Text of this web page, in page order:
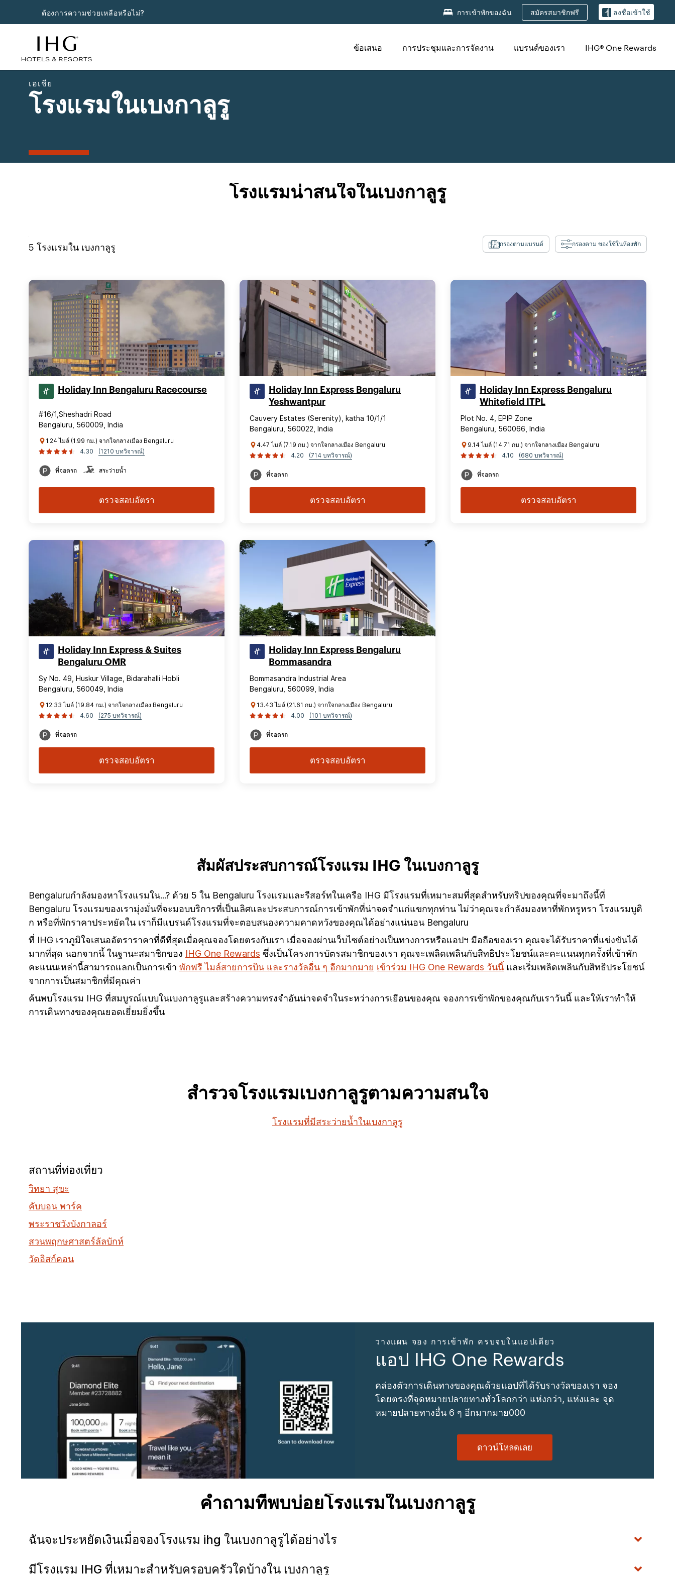
ต้องการความช่วยเหลือหรือไม่? การเข้าพักของฉัน สมัครสมาชิกฟรี ลงชื่อเข้าใช้
ข้อเสนอ การประชุมและการจัดงาน แบรนด์ของเรา IHG® One Rewards
เอเชีย
โรงแรมในเบงกาลูรู
โรงแรมน่าสนใจในเบงกาลูรู
5 โรงแรมใน เบงกาลูรู กรองตามแบรนด์ กรองตาม ของใช้ในห้องพัก
Holiday Inn Bengaluru Racecourse
#16/1,Sheshadri Road
Bengaluru, 560009, India
1.24 ไมล์ (1.99 กม.) จากใจกลางเมือง Bengaluru
4.30
(1210 บทวิจารณ์)
ที่จอดรถ สระว่ายน้ำ
ตรวจสอบอัตรา
Holiday Inn Express Bengaluru
Yeshwantpur
Cauvery Estates (Serenity), katha 10/1/1
Bengaluru, 560022, India
4.47 ไมล์ (7.19 กม.) จากใจกลางเมือง Bengaluru
4.20
(714 บทวิจารณ์)
ที่จอดรถ
ตรวจสอบอัตรา
Holiday Inn Express Bengaluru
Whitefield ITPL
Plot No. 4, EPIP Zone
Bengaluru, 560066, India
9.14 ไมล์ (14.71 กม.) จากใจกลางเมือง Bengaluru
4.10
(680 บทวิจารณ์)
ที่จอดรถ
ตรวจสอบอัตรา
Holiday Inn Express & Suites
Bengaluru OMR
Sy No. 49, Huskur Village, Bidarahalli Hobli
Bengaluru, 560049, India
12.33 ไมล์ (19.84 กม.) จากใจกลางเมือง Bengaluru
4.60
(275 บทวิจารณ์)
ที่จอดรถ
ตรวจสอบอัตรา
Holiday Inn Express Bengaluru
Bommasandra
Bommasandra Industrial Area
Bengaluru, 560099, India
13.43 ไมล์ (21.61 กม.) จากใจกลางเมือง Bengaluru
4.00
(101 บทวิจารณ์)
ที่จอดรถ
ตรวจสอบอัตรา
สัมผัสประสบการณ์โรงแรม IHG ในเบงกาลูรู
Bengaluruกำลังมองหาโรงแรมใน...? ด้วย 5 ใน Bengaluru โรงแรมและรีสอร์ทในเครือ IHG มีโรงแรมที่เหมาะสมที่สุดสำหรับทริปของคุณที่จะมาถึงนี้ที่
Bengaluru โรงแรมของเรามุ่งมั่นที่จะมอบบริการที่เป็นเลิศและประสบการณ์การเข้าพักที่น่าจดจำแก่แขกทุกท่าน ไม่ว่าคุณจะกำลังมองหาที่พักหรูหรา โรงแรมบูติ
ก หรือที่พักราคาประหยัดใน เราก็มีแบรนด์โรงแรมที่จะตอบสนองความคาดหวังของคุณได้อย่างแน่นอน Bengaluru
ที่ IHG เราภูมิใจเสนออัตราราคาที่ดีที่สุดเมื่อคุณจองโดยตรงกับเรา เมื่อจองผ่านเว็บไซต์อย่างเป็นทางการหรือแอปฯ มือถือของเรา คุณจะได้รับราคาที่แข่งขันได้
มากที่สุด นอกจากนี้ ในฐานะสมาชิกของ IHG One Rewards ซึ่งเป็นโครงการบัตรสมาชิกของเรา คุณจะเพลิดเพลินกับสิทธิประโยชน์และคะแนนทุกครั้งที่เข้าพัก
คะแนนเหล่านี้สามารถแลกเป็นการเข้า พักฟรี ไมล์สายการบิน และรางวัลอื่น ๆ อีกมากมาย เข้าร่วม IHG One Rewards วันนี้ และเริ่มเพลิดเพลินกับสิทธิประโยชน์
จากการเป็นสมาชิกที่มีคุณค่า
ค้นพบโรงแรม IHG ที่สมบูรณ์แบบในเบงกาลูรูและสร้างความทรงจำอันน่าจดจำในระหว่างการเยือนของคุณ จองการเข้าพักของคุณกับเราวันนี้ และให้เราทำให้
การเดินทางของคุณยอดเยี่ยมยิ่งขึ้น
สำรวจโรงแรมเบงกาลูรูตามความสนใจ
โรงแรมที่มีสระว่ายน้ำในเบงกาลูรู
สถานที่ท่องเที่ยว
วิทยา สุขะ
คับบอน พาร์ค
พระราชวังบังกาลอร์
สวนพฤกษศาสตร์ลัลบักห์
วัดอิสก์คอน
วางแผน จอง การเข้าพัก ครบจบในแอปเดียว
แอป IHG One Rewards
คล่องตัวการเดินทางของคุณด้วยแอปที่ได้รับรางวัลของเรา จอง
โดยตรงที่จุดหมายปลายทางทั่วโลกกว่า แห่งกว่า, แห่งและ จุด
หมายปลายทางอื่น 6 ๆ อีกมากมาย000
ดาวน์โหลดเลย
คำถามที่พบบ่อยโรงแรมในเบงกาลูรู
ฉันจะประหยัดเงินเมื่อจองโรงแรม ihg ในเบงกาลูรูได้อย่างไร
มีโรงแรม IHG ที่เหมาะสำหรับครอบครัวใดบ้างใน เบงกาลูรู